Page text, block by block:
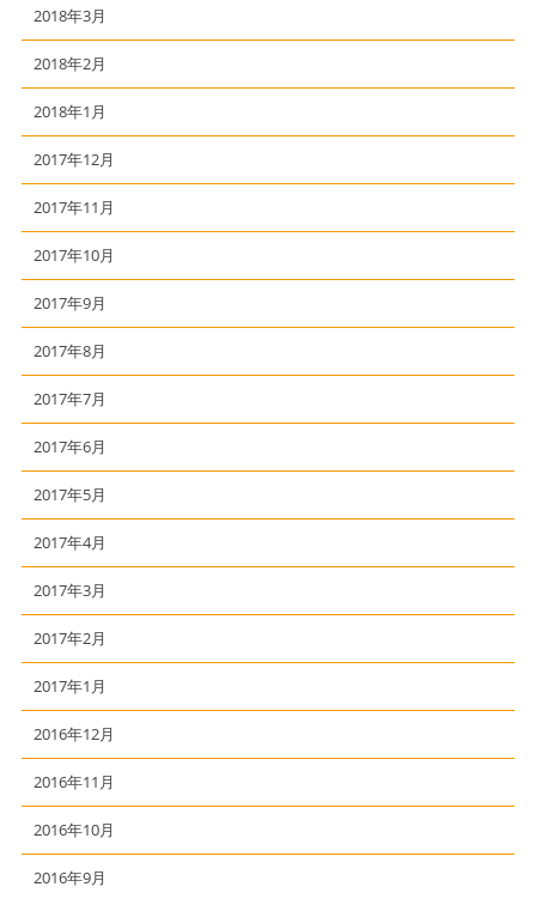
2018年3月
2018年2月
2018年1月
2017年12月
2017年11月
2017年10月
2017年9月
2017年8月
2017年7月
2017年6月
2017年5月
2017年4月
2017年3月
2017年2月
2017年1月
2016年12月
2016年11月
2016年10月
2016年9月